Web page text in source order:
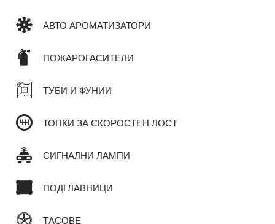
АВТО АРОМАТИЗАТОРИ
ПОЖАРОГАСИТЕЛИ
ТУБИ И ФУНИИ
ТОПКИ ЗА СКОРОСТЕН ЛОСТ
СИГНАЛНИ ЛАМПИ
ПОДГЛАВНИЦИ
ТАСОВЕ